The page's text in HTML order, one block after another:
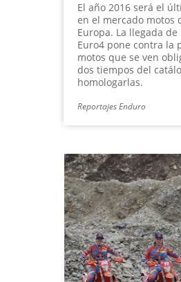
El año 2016 será el
en el mercado motos
Europa. La llegada
Euro4 pone contra la
motos que se ven
dos tiempos del
homologarlas.
Reportajes Enduro